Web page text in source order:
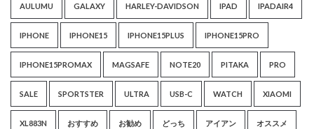
AULUMU GALAXY HARLEY-DAVIDSON IPAD IPADAIR4
IPHONE IPHONE15 IPHONE15PLUS IPHONE15PRO
IPHONE15PROMAX MAGSAFE NOTE20 PITAKA PRO
SALE SPORTSTER ULTRA USB-C WATCH XIAOMI
XL883N おすすめ お勧め どっち アイアン オススメ